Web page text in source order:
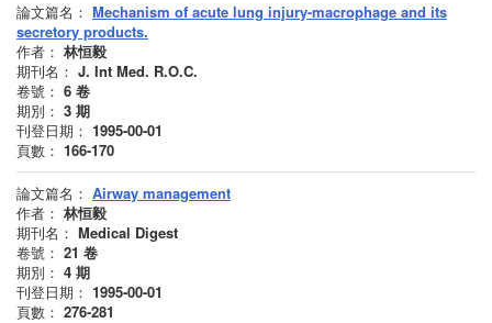
論文篇名： Mechanism of acute lung injury-macrophage and its
secretory products.
作者： 林恒毅
期刊名： J. Int Med. R.O.C.
卷號： 6 卷
期別： 3 期
刊登日期： 1995-00-01
頁數： 166-170
論文篇名： Airway management
作者： 林恒毅
期刊名： Medical Digest
卷號： 21 卷
期別： 4 期
刊登日期： 1995-00-01
頁數： 276-281